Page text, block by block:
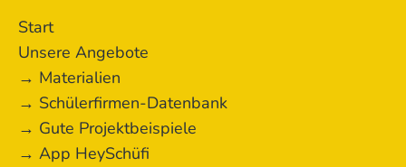
Start
Unsere Angebote
→ Materialien
→ Schülerfirmen-Datenbank
→ Gute Projektbeispiele
→ App HeySchüfi